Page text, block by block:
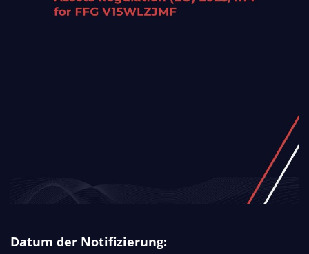
Datum der Notifizierung: